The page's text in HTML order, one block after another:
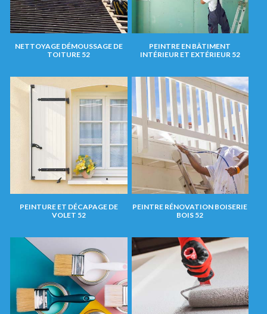
NETTOYAGE DÉMOUSSAGE DE
TOITURE 52
PEINTRE EN BÂTIMENT
INTÉRIEUR ET EXTÉRIEUR 52
PEINTURE ET DÉCAPAGE DE
VOLET 52
PEINTRE RÉNOVATION BOISERIE
BOIS 52